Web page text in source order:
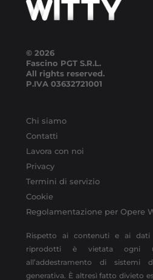
© 2026
Fascino PGT S.R.L.
All rights reserved.
P.IVA 03632721001
Chi siamo
Contatti
Lavora con noi
Privacy
Termini di servizio
Cookie
Regolamentazione per Opere
Rispetto ai contenuti e ai dati
riprodotti è vietata ogni
all’addestramento di sistemi
generativa. È altresì fatto divieto